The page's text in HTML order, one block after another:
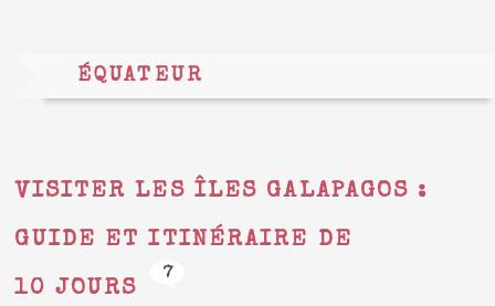
ÉQUATEUR
VISITER LES ÎLES GALAPAGOS :
GUIDE ET ITINÉRAIRE DE
10 JOURS
7